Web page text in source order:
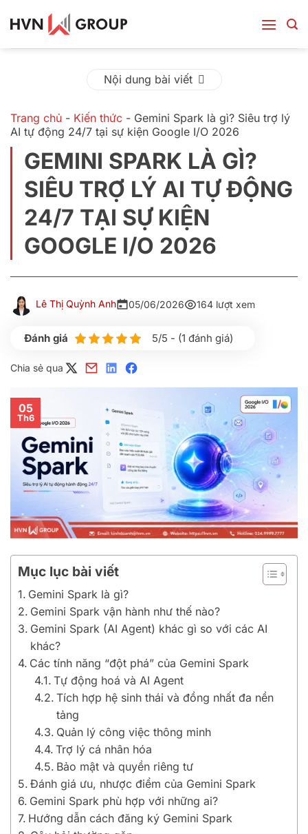
qua
nội
dung
Nội dung bài viết
Trang chủ - Kiến thức - Gemini Spark là gì? Siêu trợ lý
AI tự động 24/7 tại sự kiện Google I/O 2026
GEMINI SPARK LÀ GÌ?
SIÊU TRỢ LÝ AI TỰ ĐỘNG
24/7 TẠI SỰ KIỆN
GOOGLE I/O 2026
Lê Thị Quỳnh Anh 05/06/2026 164 lượt xem
5/5 - (1 đánh giá)
Chia sẻ qua
05
Th6
Mục lục bài viết
Gemini Spark là gì?
Gemini Spark vận hành như thế nào?
Gemini Spark (AI Agent) khác gì so với các AI
khác?
Các tính năng “đột phá” của Gemini Spark
Tự động hoá và AI Agent
Tích hợp hệ sinh thái và đồng nhất đa nền
tảng
Quản lý công việc thông minh
Trợ lý cá nhân hóa
Bảo mật và quyền riêng tư
Đánh giá ưu, nhược điểm của Gemini Spark
Gemini Spark phù hợp với những ai?
Hướng dẫn cách đăng ký Gemini Spark